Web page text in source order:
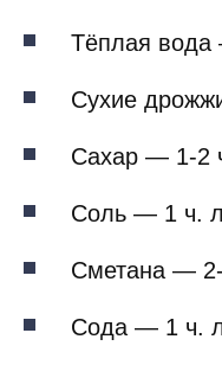
Тёплая
Сухие
Сахар — 1-2
Соль — 1 ч.
Сметанa —
Сода — 1 ч.